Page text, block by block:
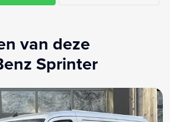
van deze
Sprinter